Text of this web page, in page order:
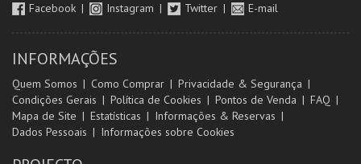
Facebook Instagram Twitter E-mail
INFORMAÇÕES
Quem Somos Como Comprar
Privacidade & Segurança
Condições Gerais
Política de Cookies Pontos de Venda
FAQ
Mapa de Site
Estatísticas
Informações & Reservas
Dados Pessoais
Informações sobre Cookies